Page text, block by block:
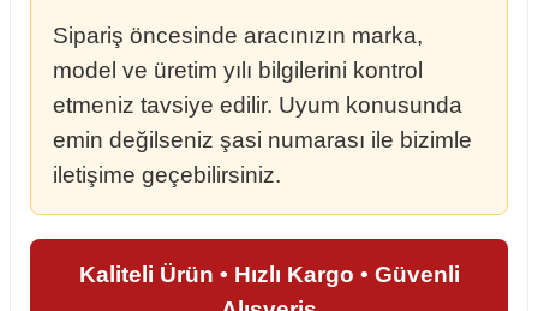
Sipariş öncesinde aracınızın marka,
model ve üretim yılı bilgilerini kontrol
etmeniz tavsiye edilir. Uyum konusunda
emin değilseniz şasi numarası ile bizimle
iletişime geçebilirsiniz.
Kaliteli Ürün • Hızlı Kargo • Güvenli